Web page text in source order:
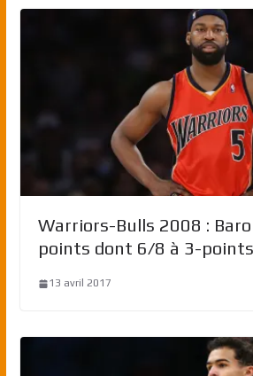
Warriors-Bulls 2008 :
points dont 6/8 à 3-points
13 avril 2017